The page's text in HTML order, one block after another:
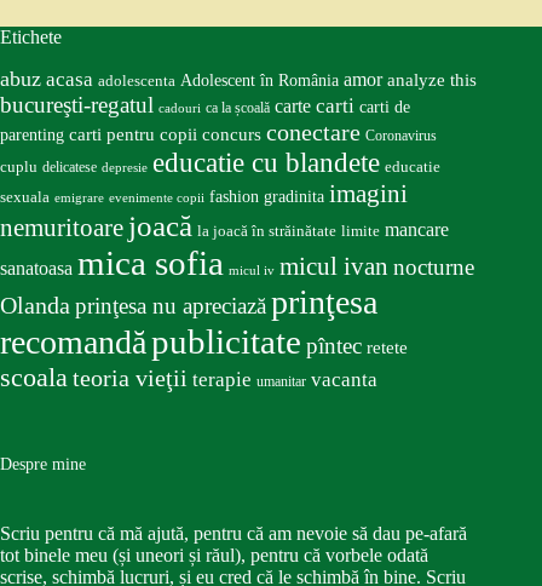
Etichete
abuz acasa adolescenta Adolescent în România amor analyze this
bucureşti-regatul cadouri ca la școală carte carti carti de
parenting carti pentru copii concurs conectare Coronavirus
cuplu delicatese depresie educatie cu blandete educatie
sexuala emigrare evenimente copii fashion gradinita imagini
nemuritoare joacă la joacă în străinătate limite mancare
sanatoasa mica sofia micul iv micul ivan nocturne
Olandaprinţesa nu apreciazăprinţesa
recomandăpublicitate pîntec retete
scoalateoria vieţii terapie umanitar vacanta
Despre mine
Scriu pentru că mă ajută, pentru că am nevoie să dau pe-afară
tot binele meu (și uneori și răul), pentru că vorbele odată
scrise, schimbă lucruri, și eu cred că le schimbă în bine. Scriu